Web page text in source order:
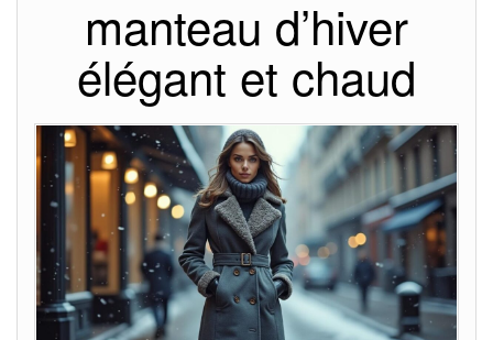
manteau d’hiver
élégant et chaud